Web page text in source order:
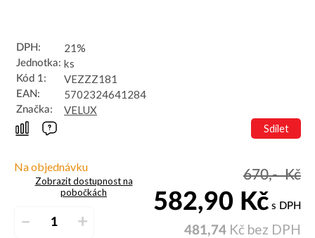
DPH: 21%
Jednotka: ks
Kód 1: VEZZZ181
EAN: 5702324641284
Značka: VELUX
Sdílet
Na objednávku
Zobrazit dostupnost na
pobočkách
– +
670,-Kč
582,90 Kč s DPH
481,74 Kč bez DPH